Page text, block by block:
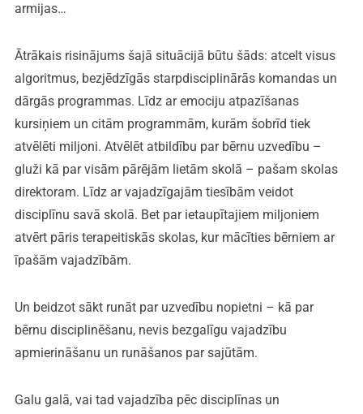
armijas…
Ātrākais risinājums šajā situācijā būtu šāds: atcelt visus
algoritmus, bezjēdzīgās starpdisciplinārās komandas un
dārgās programmas. Līdz ar emociju atpazīšanas
kursiņiem un citām programmām, kurām šobrīd tiek
atvēlēti miljoni. Atvēlēt atbildību par bērnu uzvedību –
gluži kā par visām pārējām lietām skolā – pašam skolas
direktoram. Līdz ar vajadzīgajām tiesībām veidot
disciplīnu savā skolā. Bet par ietaupītajiem miljoniem
atvērt pāris terapeitiskās skolas, kur mācīties bērniem ar
īpašām vajadzībām.
Un beidzot sākt runāt par uzvedību nopietni – kā par
bērnu disciplinēšanu, nevis bezgalīgu vajadzību
apmierināšanu un runāšanos par sajūtām.
Galu galā, vai tad vajadzība pēc disciplīnas un